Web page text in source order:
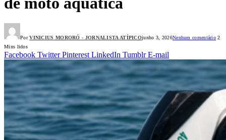
Por VINICIUS MORORÓ - JORNALISTA ATÍPICOjunho 3, 2026Nenhum comentário 2
Mins lidos
Facebook Twitter Pinterest LinkedIn Tumblr E-mail